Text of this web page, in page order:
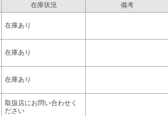
在庫状況 備考
在庫あり
在庫あり
在庫あり
取扱店にお問い合わせく
ださい